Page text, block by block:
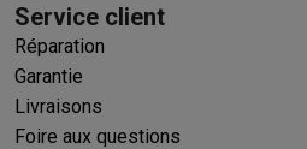
Service client
Réparation
Garantie
Livraisons
Foire aux questions